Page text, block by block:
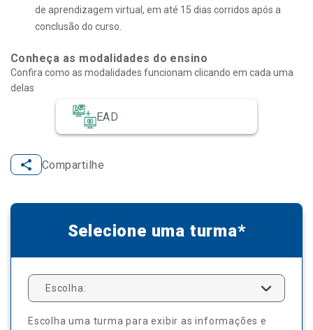
de aprendizagem virtual, em até 15 dias corridos após a
conclusão do curso.
Conheça as modalidades do ensino
EAD
Confira como as modalidades funcionam clicando em cada uma
delas
Compartilhe
Selecione uma turma*
Escolha:
Escolha uma turma para exibir as informações e